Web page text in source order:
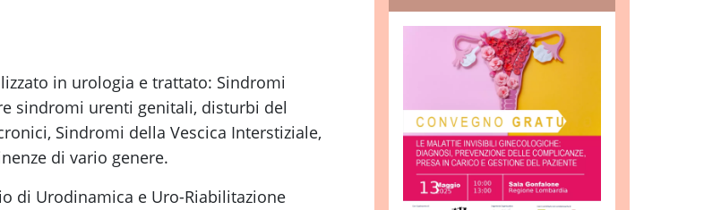
in urologia e trattato: Sindromi
sindromi urenti genitali, disturbi del
Sindromi della Vescica Interstiziale,
di vario genere.
di Urodinamica e Uro-Riabilitazione